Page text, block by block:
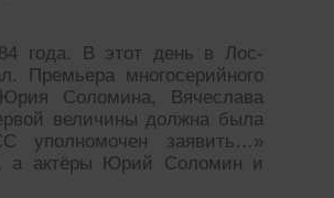
года. В этот день в Лос-
Премьера многосерийного
Соломина, Вячеслава
величины должна была
уполномочен заявить…»
а актёры Юрий Соломин и